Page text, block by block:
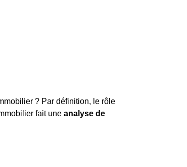
? Par définition, le rôle
fait une analyse de